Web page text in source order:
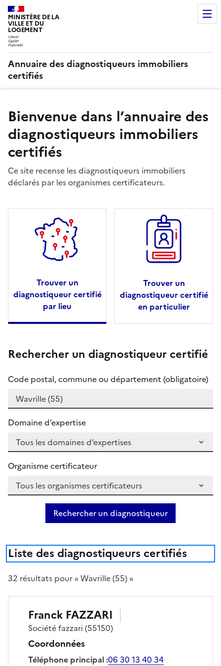
MINISTÈRE DE LA
VILLE ET DU
LOGEMENT
Annuaire des diagnostiqueurs immobiliers
certifiés
Bienvenue dans l’annuaire des
diagnostiqueurs immobiliers
certifiés
Ce site recense les diagnostiqueurs immobiliers
déclarés par les organismes certificateurs.
Trouver un
diagnostiqueur certifié
par lieu
Trouver un
diagnostiqueur certifié
en particulier
Rechercher un diagnostiqueur certifié
Code postal, commune ou département (obligatoire)
Domaine d’expertise
Organisme certificateur
Rechercher un diagnostiqueur
Liste des diagnostiqueurs certifiés
32 résultats pour « Wavrille (55) »
Franck FAZZARI
Sociétéfazzari (55150)
Coordonnées
Téléphone principal:06 30 13 40 34